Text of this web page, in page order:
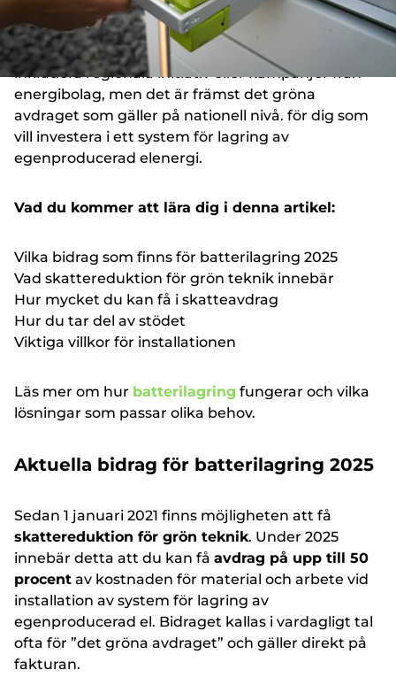
Under 2025 finns det gynnsamma ekonomiska
stöd att ta del av, framför allt skattereduktion för
grön teknik. Andra möjliga stödformer kan
inkludera regionala initiativ eller kampanjer från
energibolag, men det är främst det gröna
avdraget som gäller på nationell nivå. för dig som
vill investera i ett system för lagring av
egenproducerad elenergi.
Vad du kommer att lära dig i denna artikel:
Vilka bidrag som finns för batterilagring 2025
Vad skattereduktion för grön teknik innebär
Hur mycket du kan få i skatteavdrag
Hur du tar del av stödet
Viktiga villkor för installationen
Läs mer om hur batterilagring fungerar och vilka
lösningar som passar olika behov.
Aktuella bidrag för batterilagring 2025
Sedan 1 januari 2021 finns möjligheten att få
skattereduktion för grön teknik. Under 2025
innebär detta att du kan få avdrag på upp till 50
procent av kostnaden för material och arbete vid
installation av system för lagring av
egenproducerad el. Bidraget kallas i vardagligt tal
ofta för ”det gröna avdraget” och gäller direkt på
fakturan.